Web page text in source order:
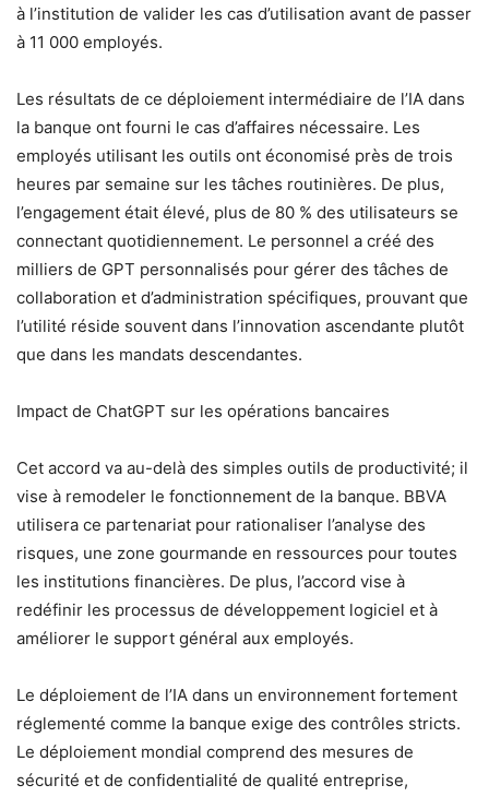
à l’institution de valider les cas d’utilisation avant de passer
à 11 000 employés.
Les résultats de ce déploiement intermédiaire de l’IA dans
la banque ont fourni le cas d’affaires nécessaire. Les
employés utilisant les outils ont économisé près de trois
heures par semaine sur les tâches routinières. De plus,
l’engagement était élevé, plus de 80 % des utilisateurs se
connectant quotidiennement. Le personnel a créé des
milliers de GPT personnalisés pour gérer des tâches de
collaboration et d’administration spécifiques, prouvant que
l’utilité réside souvent dans l’innovation ascendante plutôt
que dans les mandats descendantes.
Impact de ChatGPT sur les opérations bancaires
Cet accord va au-delà des simples outils de productivité; il
vise à remodeler le fonctionnement de la banque. BBVA
utilisera ce partenariat pour rationaliser l’analyse des
risques, une zone gourmande en ressources pour toutes
les institutions financières. De plus, l’accord vise à
redéfinir les processus de développement logiciel et à
améliorer le support général aux employés.
Le déploiement de l’IA dans un environnement fortement
réglementé comme la banque exige des contrôles stricts.
Le déploiement mondial comprend des mesures de
sécurité et de confidentialité de qualité entreprise,